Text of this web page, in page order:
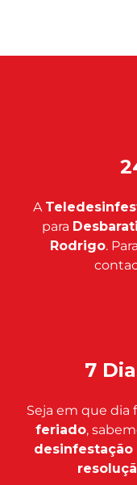
A
para
Rodrigo. Para
7
Seja em que dia
feriado,